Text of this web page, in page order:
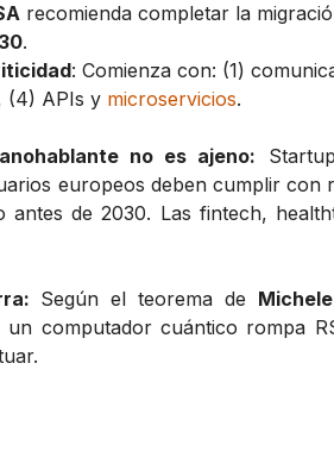
recomienda completar la
.
: Comienza con: (1)
(4) APIs y microservicios.
no es ajeno:
europeos deben cumplir
antes de 2030. Las fintech,
Según el teorema de
un computador cuántico rompa